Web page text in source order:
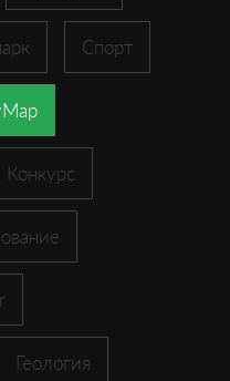
Спорт
Конкурс
Геология